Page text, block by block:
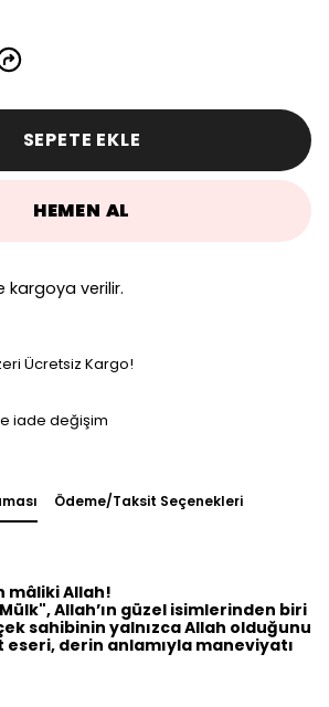
SEPETE EKLE
HEMEN AL
kargoya verilir.
Ücretsiz Kargo!
iade değişim
Ödeme/Taksit Seçenekleri
mâliki Allah!
Allah’ın güzel isimlerinden biri
sahibinin yalnızca Allah olduğunu
derin anlamıyla maneviyatı